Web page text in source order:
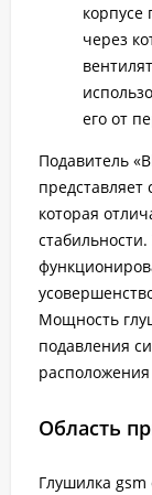
через
его от
Подавитель
которая
Мощность
подавления
Область
Глушилка gsm